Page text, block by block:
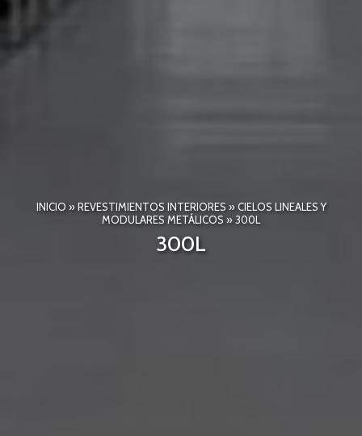
INICIO »REVESTIMIENTOS INTERIORES »CIELOS LINEALES Y
MODULARES METÁLICOS »300L
300L